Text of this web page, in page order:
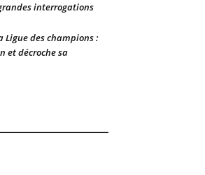
interrogations
Ligue des champions :
et décroche sa